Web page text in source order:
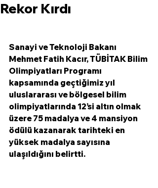
Rekor Kırdı
Sanayi ve Teknoloji Bakanı
Mehmet Fatih Kacır, TÜBİTAK Bilim
Olimpiyatları Programı
kapsamında geçtiğimiz yıl
uluslararası ve bölgesel bilim
olimpiyatlarında 12’si altın olmak
üzere 75 madalya ve 4 mansiyon
ödülü kazanarak tarihteki en
yüksek madalya sayısına
ulaşıldığını belirtti.